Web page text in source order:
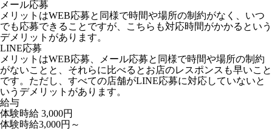
メール応募
メリットはWEB応募と同様で時間や場所の制約がなく、いつ
でも応募できることですが、こちらも対応時間がかかるという
デメリットがあります。
LINE応募
メリットはWEB応募、メール応募と同様で時間や場所の制約
がないことと、それらに比べるとお店のレスポンスも早いこと
です。ただし、すべての店舗がLINE応募に対応していないと
いうデメリットがあります。
給与
体験時給 3,000円
体験時給3,000円～